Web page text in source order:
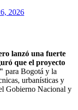
2026
lanzó una fuerte
que el proyecto
para Bogotá y la
urbanísticas y
Gobierno Nacional y